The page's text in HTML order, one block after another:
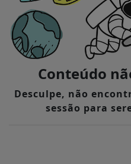
Conteúdo
Desculpe, não
sessão para